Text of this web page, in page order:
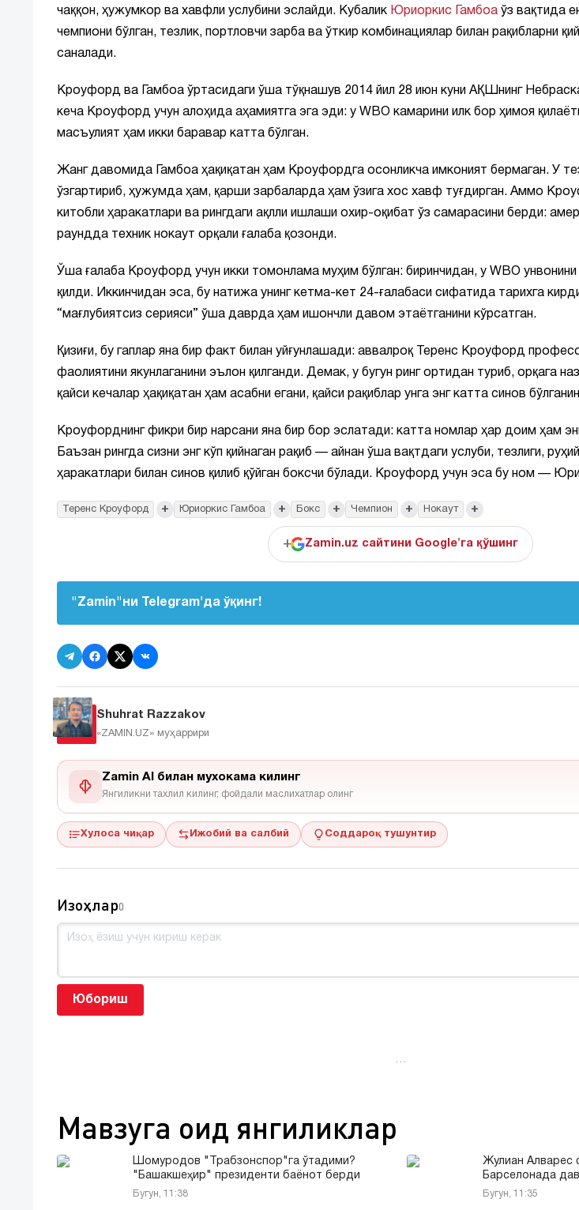
чаққон, ҳужумкор ва хавфли услубини эслайди. Кубалик Юриоркис Гамбоа ўз вақтида
чемпиони бўлган, тезлик, портловчи зарба ва ўткир комбинациялар билан рақибларни
саналади.
Кроуфорд ва Гамбоа ўртасидаги ўша тўқнашув 2014 йил 28 июн куни АҚШнинг
кеча Кроуфорд учун алоҳида аҳамиятга эга эди: у WBO камарини илк бор ҳимоя
масъулият ҳам икки баравар катта бўлган.
Жанг давомида Гамбоа ҳақиқатан ҳам Кроуфордга осонликча имконият бермаган. У
ўзгартириб, ҳужумда ҳам, қарши зарбаларда ҳам ўзига хос хавф туғдирган. Аммо
китобли ҳаракатлари ва рингдаги ақлли ишлаши охир-оқибат ўз самарасини берди:
раундда техник нокаут орқали ғалаба қозонди.
Ўша ғалаба Кроуфорд учун икки томонлама муҳим бўлган: биринчидан, у WBO
қилди. Иккинчидан эса, бу натижа унинг кетма-кет 24-ғалабаси сифатида тарихга
“мағлубиятсиз серияси” ўша даврда ҳам ишончли давом этаётганини кўрсатган.
Қизиғи, бу гаплар яна бир факт билан уйғунлашади: аввалроқ Теренс Кроуфорд
фаолиятини якунлаганини эълон қилганди. Демак, у бугун ринг ортидан туриб, орқага
қайси кечалар ҳақиқатан ҳам асабни егани, қайси рақиблар унга энг катта синов
Кроуфорднинг фикри бир нарсани яна бир бор эслатади: катта номлар ҳар доим ҳам
Баъзан рингда сизни энг кўп қийнаган рақиб — айнан ўша вақтдаги услуби, тезлиги,
ҳаракатлари билан синов қилиб қўйган боксчи бўлади. Кроуфорд учун эса бу ном —
Теренс Кроуфорд + Юриоркис Гамбоа + Бокс + Чемпион + Нокаут +
+ Zamin.uz сайтини Google'га қўшинг
"Zamin"ни Telegram'да ўқинг!
Shuhrat Razzakov
«ZAMIN.UZ» муҳаррири
Zamin AI билан мухокама килинг
Янгиликни тахлил килинг, фойдали маслихатлар олинг
Хулоса чиқар Ижобий ва салбий Соддароқ тушунтир
Изоҳлар0
Юбориш
…
Мавзуга оид янгиликлар
Шомуродов "Трабзонспор"га ўтадими?
"Башакшеҳир" президенти баёнот берди
Бугун, 11:38
Жулиан Алварес
Барселонада
Бугун, 11:35